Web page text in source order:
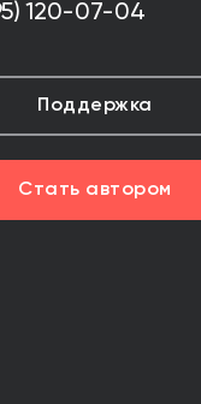
120-07-04
Поддержка
Стать автором